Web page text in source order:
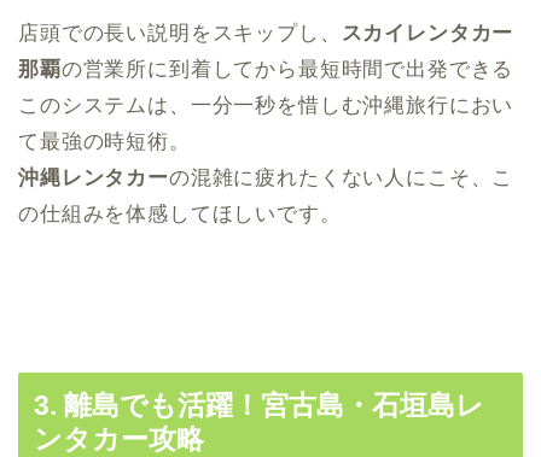
店頭での長い説明をスキップし、
スカイレンタカー
那覇の営業所に到着してから最短時間で出発できる
このシステムは、一分一秒を惜しむ沖縄旅行におい
て最強の時短術。
沖縄レンタカーの混雑に疲れたくない人にこそ、こ
の仕組みを体感してほしいです。
3. 離島でも活躍！宮古島・石垣島レ
ンタカー攻略